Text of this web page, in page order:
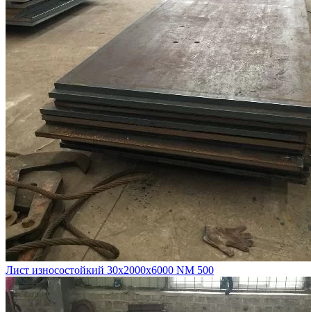
Лист износостойкий 30х2000х6000 NM 500